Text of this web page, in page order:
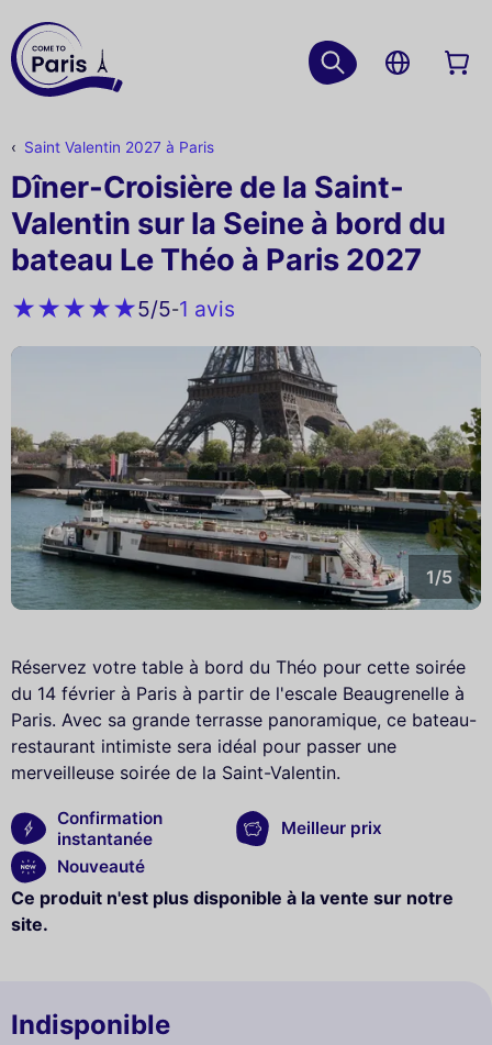
Saint Valentin 2027 à Paris
Dîner-Croisière de la Saint-
Valentin sur la Seine à bord du
bateau Le Théo à Paris 2027
5/5-1 avis
1/5
Réservez votre table à bord du Théo pour cette soirée
du 14 février à Paris à partir de l'escale Beaugrenelle à
Paris. Avec sa grande terrasse panoramique, ce bateau-
restaurant intimiste sera idéal pour passer une
merveilleuse soirée de la Saint-Valentin.
Confirmation
instantanée
Meilleur prix
Nouveauté
Ce produit n'est plus disponible à la vente sur notre
site.
Indisponible